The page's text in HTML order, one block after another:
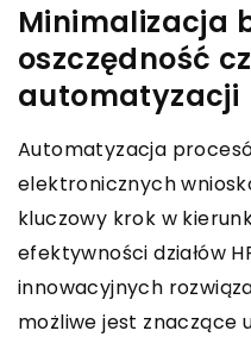
Minimalizacja
oszczędność
automatyzacji
Automatyzacja
elektronicznych
kluczowy krok w
efektywności działów
innowacyjnych
możliwe jest znaczące